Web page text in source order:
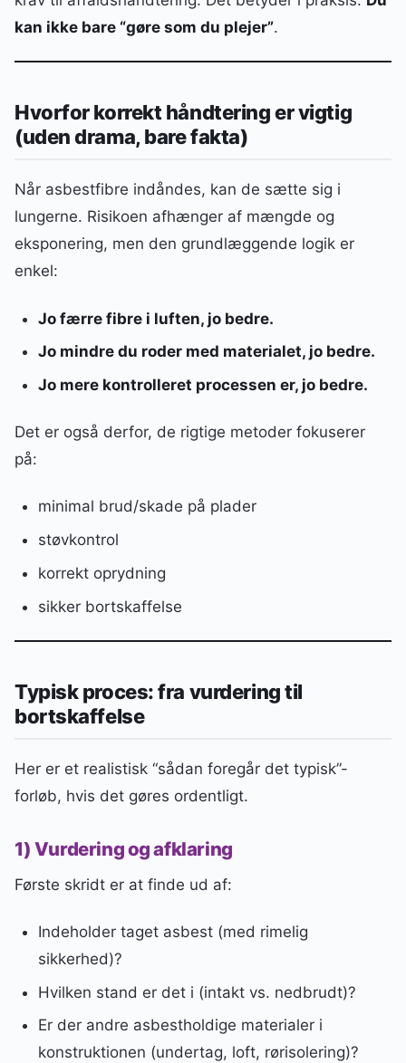
kan ikke bare “gøre som du plejer”.
Hvorfor korrekt håndtering er vigtig
(uden drama, bare fakta)
Når asbestfibre indåndes, kan de sætte sig i
lungerne. Risikoen afhænger af mængde og
eksponering, men den grundlæggende logik er
enkel:
Jo færre fibre i luften, jo bedre.
Jo mindre du roder med materialet, jo bedre.
Jo mere kontrolleret processen er, jo bedre.
Det er også derfor, de rigtige metoder fokuserer
på:
minimal brud/skade på plader
støvkontrol
korrekt oprydning
sikker bortskaffelse
Typisk proces: fra vurdering til
bortskaffelse
Her er et realistisk “sådan foregår det typisk”-
forløb, hvis det gøres ordentligt.
1) Vurdering og afklaring
Første skridt er at finde ud af:
Indeholder taget asbest (med rimelig
sikkerhed)?
Hvilken stand er det i (intakt vs. nedbrudt)?
Er der andre asbestholdige materialer i
konstruktionen (undertag, loft, rørisolering)?